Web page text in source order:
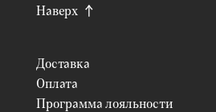
Доставка
Оплата
Программа лояльности
Наверх